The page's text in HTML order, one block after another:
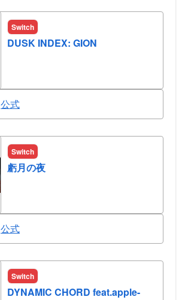
Switch
DUSK INDEX: GION
公式
Switch
虧月の夜
公式
Switch
DYNAMIC CHORD feat.apple-